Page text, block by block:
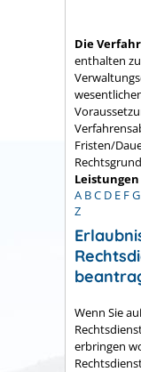
Die
enthalten
Fristen/
Leistungen
A BC D E FG
Z
Wenn Sie
erbringen